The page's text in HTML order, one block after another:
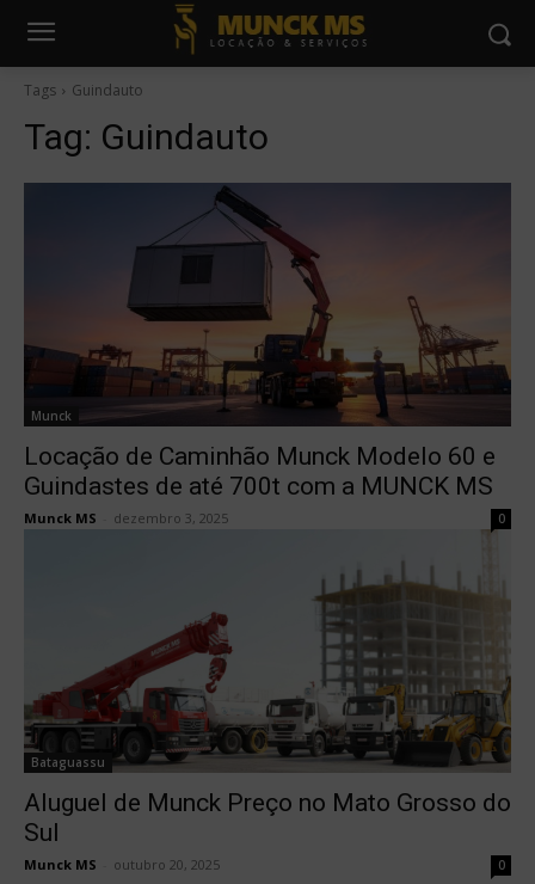
Tags Guindauto
Tag: Guindauto
Munck
Locação de Caminhão Munck Modelo 60 e
Guindastes de até 700t com a MUNCK MS
Munck MS dezembro 3, 2025 0
Bataguassu
Aluguel de Munck Preço no Mato Grosso do
Sul
Munck MS outubro 20, 2025 0